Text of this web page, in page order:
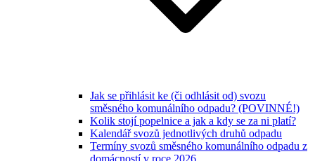
Jak se přihlásit ke (či odhlásit od) svozu
směsného komunálního odpadu? (POVINNÉ!)
Kolik stojí popelnice a jak a kdy se za ni platí?
Kalendář svozů jednotlivých druhů odpadu
Termíny svozů směsného komunálního odpadu z
domácností v roce 2026